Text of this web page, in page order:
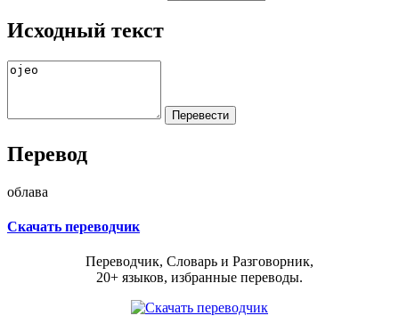
Исходный текст
Перевод
облава
Скачать переводчик
Переводчик, Словарь и Разговорник,
20+ языков, избранные переводы.